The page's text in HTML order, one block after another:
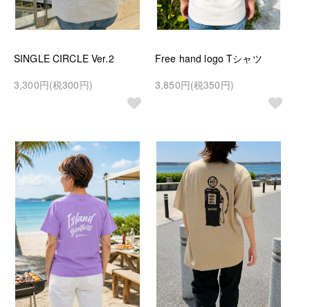
SINGLE CIRCLE Ver.2
3,300円(税300円)
Free hand logo Tシャツ
3,850円(税350円)